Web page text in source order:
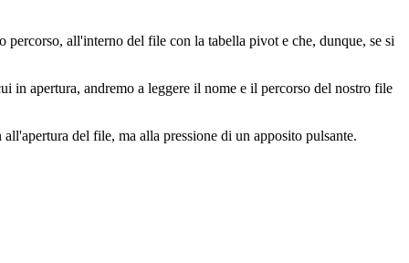
all'interno del file con la tabella pivot e che, dunque, se si
in apertura, andremo a leggere il nome e il percorso del nostro file
del file, ma alla pressione di un apposito pulsante.